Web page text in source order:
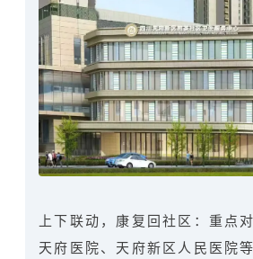
上下联动，康复回社区：重点
天府医院、天府新区人民医院